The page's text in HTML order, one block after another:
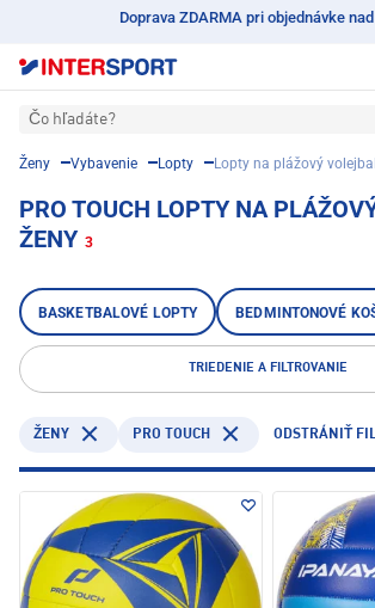
Doprava ZDARMA pri objednávke
Čo hľadáte?
Ženy Vybavenie Lopty Lopty na plážový volejbal
PRO TOUCH LOPTY NA
ŽENY 3
BASKETBALOVÉ LOPTY BEDMINTONOVÉ
TRIEDENIE A FILTROVANIE
ŽENY PRO TOUCH ODSTRÁNIŤ